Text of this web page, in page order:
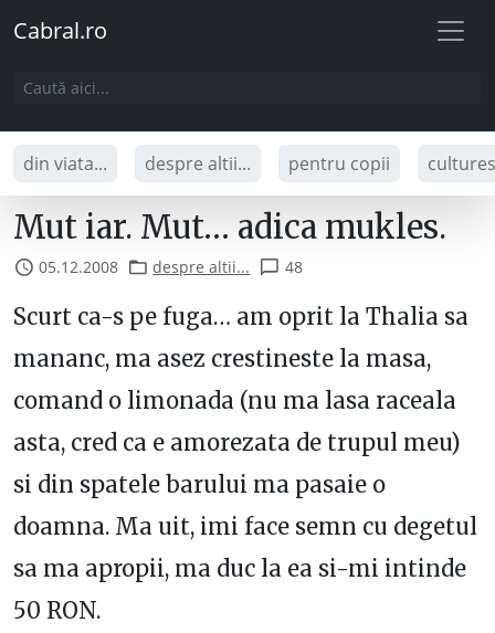
Cabral.ro
din viata... despre altii... pentru copii
Mut iar. Mut… adica mukles.
05.12.2008 despre altii... 48
Scurt ca-s pe fuga… am oprit la Thalia sa
mananc, ma asez crestineste la masa,
comand o limonada (nu ma lasa raceala
asta, cred ca e amorezata de trupul meu)
si din spatele barului ma pasaie o
doamna. Ma uit, imi face semn cu degetul
sa ma apropii, ma duc la ea si-mi intinde
50 RON.